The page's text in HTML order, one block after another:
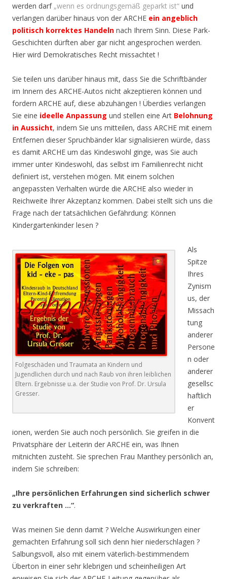
werden darf „wenn es ordnungsgemäß geparkt ist“ und
verlangen darüber hinaus von der ARCHE ein angeblich
politisch korrektes Handeln nach Ihrem Sinn. Diese Park-
Geschichten dürften aber gar nicht angesprochen werden.
Hier wird Demokratisches Recht missachtet !
Sie teilen uns darüber hinaus mit, dass Sie die Schriftbänder
im Innern des ARCHE-Autos nicht akzeptieren können und
fordern ARCHE auf, diese abzuhängen ! Überdies verlangen
Sie eine ideelle Anpassung und stellen eine Art Belohnung
in Aussicht, indem Sie uns mitteilen, dass ARCHE mit einem
Entfernen dieser Spruchbänder klar signalisieren würde, dass
es damit ARCHE um das Kindeswohl ginge, was Sie auch
immer unter Kindeswohl, das selbst im Familienrecht nicht
definiert ist, verstehen mögen. Mit einem solchen
angepassten Verhalten würde die ARCHE also wieder in
Reichweite Ihrer Akzeptanz kommen. Dabei stellt sich uns die
Frage nach der tatsächlichen Gefährdung: Können
Kindergartenkinder lesen ?
Folgeschäden und Traumata an Kindern und
Jugendlichen durch und nach Raub von ihren leiblichen
Eltern. Ergebnisse u.a. der Studie von Prof. Dr. Ursula
Gresser.
Als
Spitze
Ihres
Zynism
us, der
Missach
tung
anderer
Persone
n oder
anderer
gesellsc
haftlich
er
Konvent
ionen, werden Sie auch noch persönlich. Sie greifen in die
Privatsphäre der Leiterin der ARCHE ein, was Ihnen
mitnichten zusteht. Sie sprechen Frau Manthey persönlich an,
indem Sie schreiben:
„Ihre persönlichen Erfahrungen sind sicherlich schwer
zu verkraften …“.
Was meinen Sie denn damit ? Welche Auswirkungen einer
gemachten Erfahrung soll sich denn hier niederschlagen ?
Salbungsvoll, also mit einem väterlich-bestimmendem
Überton in einer sehr klebrigen und scheinheiligen Art